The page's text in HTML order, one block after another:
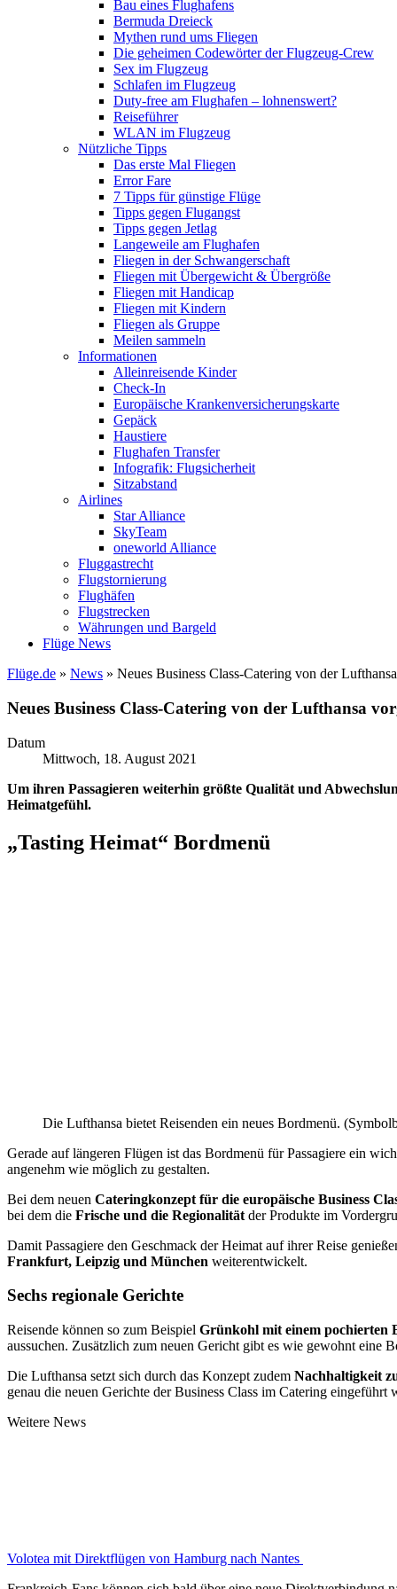
Bau eines Flughafens
Bermuda Dreieck
Mythen rund ums Fliegen
Die geheimen Codewörter der Flugzeug-Crew
Sex im Flugzeug
Schlafen im Flugzeug
Duty-free am Flughafen – lohnenswert?
Reiseführer
WLAN im Flugzeug
Nützliche Tipps
Das erste Mal Fliegen
Error Fare
7 Tipps für günstige Flüge
Tipps gegen Flugangst
Tipps gegen Jetlag
Langeweile am Flughafen
Fliegen in der Schwangerschaft
Fliegen mit Übergewicht & Übergröße
Fliegen mit Handicap
Fliegen mit Kindern
Fliegen als Gruppe
Meilen sammeln
Informationen
Alleinreisende Kinder
Check-In
Europäische Krankenversicherungskarte
Gepäck
Haustiere
Flughafen Transfer
Infografik: Flugsicherheit
Sitzabstand
Airlines
Star Alliance
SkyTeam
oneworld Alliance
Fluggastrecht
Flugstornierung
Flughäfen
Flugstrecken
Währungen und Bargeld
Flüge News
Flüge.de » News » Neues Business Class-Catering von der
Neues Business Class-Catering von der Lufthansa
Datum
Mittwoch, 18. August 2021
Um ihren Passagieren weiterhin größte Qualität und
Heimatgefühl.
„Tasting Heimat“ Bordmenü
Die Lufthansa bietet Reisenden ein neues Bordmenü.
Gerade auf längeren Flügen ist das Bordmenü für Passagiere ein
angenehm wie möglich zu gestalten.
Bei dem neuen Cateringkonzept für die europäische Business
bei dem die Frische und die Regionalität der Produkte im
Damit Passagiere den Geschmack der Heimat auf ihrer Reise
Frankfurt, Leipzig und München weiterentwickelt.
Sechs regionale Gerichte
Reisende können so zum Beispiel Grünkohl mit einem pochierten
aussuchen. Zusätzlich zum neuen Gericht gibt es wie gewohnt eine
Die Lufthansa setzt sich durch das Konzept zudem Nachhaltigkeit
genau die neuen Gerichte der Business Class im Catering eingeführt
Weitere News
Volotea mit Direktflügen von Hamburg nach Nantes